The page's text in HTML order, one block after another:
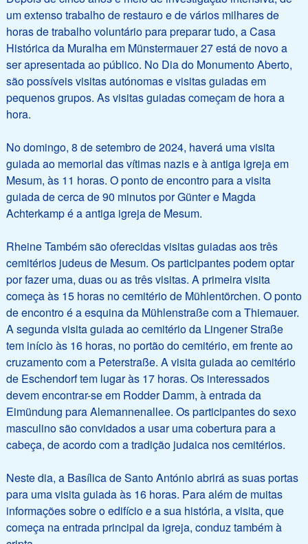
um extenso trabalho de restauro e de vários milhares de
horas de trabalho voluntário para preparar tudo, a Casa
Histórica da Muralha em Münstermauer 27 está de novo a
ser apresentada ao público. No Dia do Monumento Aberto,
são possíveis visitas autónomas e visitas guiadas em
pequenos grupos. As visitas guiadas começam de hora a
hora.
No domingo, 8 de setembro de 2024, haverá uma visita
guiada ao memorial das vítimas nazis e à antiga igreja em
Mesum, às 11 horas. O ponto de encontro para a visita
guiada de cerca de 90 minutos por Günter e Magda
Achterkamp é a antiga igreja de Mesum.
Rheine Também são oferecidas visitas guiadas aos três
cemitérios judeus de Mesum. Os participantes podem optar
por fazer uma, duas ou as três visitas. A primeira visita
começa às 15 horas no cemitério de Mühlentörchen. O ponto
de encontro é a esquina da Mühlenstraße com a Thiemauer.
A segunda visita guiada ao cemitério da Lingener Straße
tem início às 16 horas, no portão do cemitério, em frente ao
cruzamento com a Peterstraße. A visita guiada ao cemitério
de Eschendorf tem lugar às 17 horas. Os interessados
devem encontrar-se em Rodder Damm, à entrada da
Eimündung para Alemannenallee. Os participantes do sexo
masculino são convidados a usar uma cobertura para a
cabeça, de acordo com a tradição judaica nos cemitérios.
Neste dia, a Basílica de Santo António abrirá as suas portas
para uma visita guiada às 16 horas. Para além de muitas
informações sobre o edifício e a sua história, a visita, que
começa na entrada principal da igreja, conduz também à